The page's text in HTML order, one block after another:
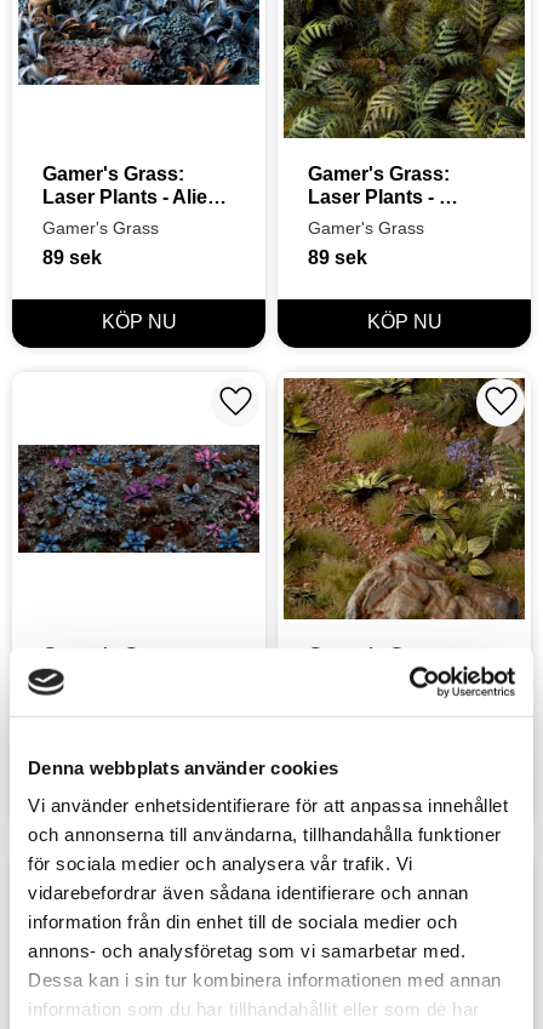
Denna webbplats använder cookies
Vi använder enhetsidentifierare för att anpassa innehållet
och annonserna till användarna, tillhandahålla funktioner
för sociala medier och analysera vår trafik. Vi
vidarebefordrar även sådana identifierare och annan
information från din enhet till de sociala medier och
annons- och analysföretag som vi samarbetar med.
Dessa kan i sin tur kombinera informationen med annan
information som du har tillhandahållit eller som de har
Gamer's Grass:
Laser Plants - Alien
Fern
Gamer's Grass
89 sek
Gamer's Grass:
Laser Plants -
Bracken
Gamer's Grass
89 sek
Gamer's Grass:
Laser Plants - Alien
Rosette
Lägg till i favoriter
Gamer's Grass:
Laser Plants - Dumb
Lägg till i favoriter